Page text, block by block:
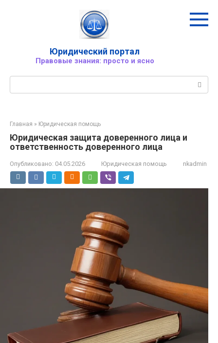
Юридический портал
Правовые знания: просто и ясно
Главная » Юридическая помощь
Юридическая защита доверенного лица и
ответственность доверенного лица
Опубликовано: 04.05.2026 Юридическая помощь nkadmin